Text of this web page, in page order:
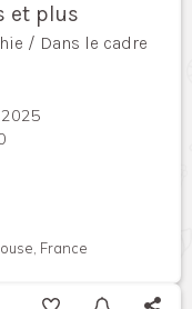
et plus
/ Dans le cadre
France